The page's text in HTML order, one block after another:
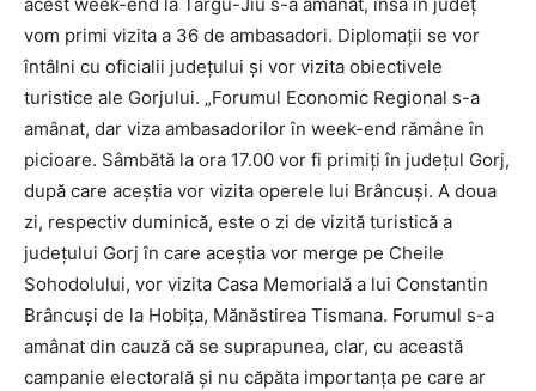
acest week-end la Târgu-Jiu s-a amânat, însă în judeţ
vom primi vizita a 36 de ambasadori. Diplomaţii se vor
întâlni cu oficialii judeţului şi vor vizita obiectivele
turistice ale Gorjului. „Forumul Economic Regional s-a
amânat, dar viza ambasadorilor în week-end rămâne în
picioare. Sâmbătă la ora 17.00 vor fi primiţi în judeţul Gorj,
după care aceştia vor vizita operele lui Brâncuşi. A doua
zi, respectiv duminică, este o zi de vizită turistică a
judeţului Gorj în care aceştia vor merge pe Cheile
Sohodolului, vor vizita Casa Memorială a lui Constantin
Brâncuşi de la Hobiţa, Mănăstirea Tismana. Forumul s-a
amânat din cauză că se suprapunea, clar, cu această
campanie electorală şi nu căpăta importanţa pe care ar